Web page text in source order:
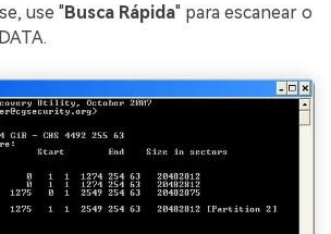
use "Busca Rápida" para escanear o